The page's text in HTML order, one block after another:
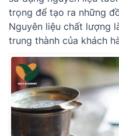
trọng để tạo ra những
Nguyên liệu chất lượng
trung thành của khách